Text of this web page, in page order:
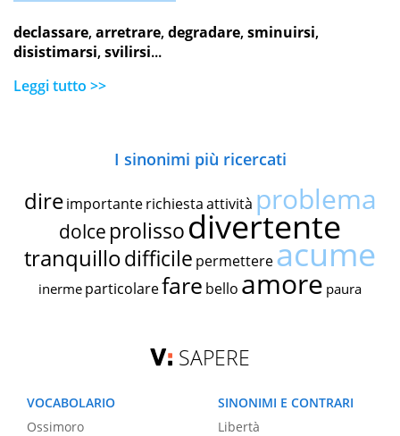
declassare,arretrare,degradare,sminuirsi,
disistimarsi,svilirsi...
Leggi tutto >>
I sinonimi più ricercati
dire importante richiestaattività problema
dolce prolissodivertente
tranquillodifficile permettereacume
inerme particolarefare bello amore paura
SAPERE
VOCABOLARIO
Ossimoro
SINONIMI E CONTRARI
Libertà